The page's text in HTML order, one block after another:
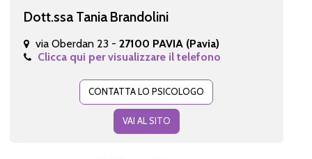
Dott.ssa Tania Brandolini
via Oberdan 23 - 27100 PAVIA (Pavia)
Clicca qui per visualizzare il telefono
CONTATTA LO PSICOLOGO
VAI AL SITO